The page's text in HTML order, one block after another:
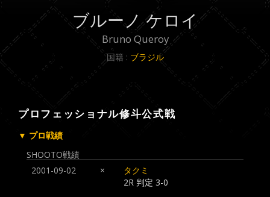
ブルーノ ケロイ
Bruno Queroy
国籍 : ブラジル
プロフェッショナル修斗公式戦
▼ プロ戦績
SHOOTO戦績
2001-09-02
×
タクミ
2R 判定 3-0